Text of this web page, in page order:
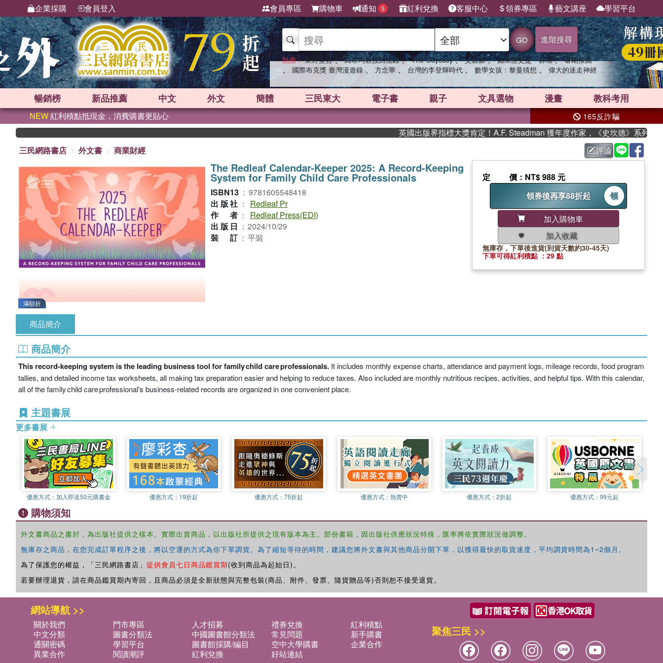
企業採購 會員登入 會員專區 購物車 通知 5 紅利兌換 客服中心 領券專區 藝文講座 學習平台
GO 進階搜尋
熱搜： 東野圭吾 、 高希均教授回憶錄 、 The Odyssey 、 父親節 、 如果歷史是一群喵 、 暑期推薦
、 國際布克獎 臺灣漫遊錄 、 方念華 、 台灣的李登輝時代 、 數學女孩：黎曼猜想 、 偉大的迷走神經
暢銷榜 新品推薦 中文 外文 簡體 三民東大 電子書 親子 文具選物 漫畫 教科考用
NEW紅利積點抵現金，消費購書更貼心 165反詐騙
英國出版界指標大獎肯定！A.F. Steadman 獲年度作家，《史坎德》系列帶你踏
三民網路書店
外文書 商業財經 評論
滿額折
The Redleaf Calendar-Keeper 2025: A Record-Keeping
System for Family Child Care Professionals
ISBN13 ： 9781605548418
出版社 ：
Redleaf Pr
作者 ：
Redleaf Press(EDI)
出版日 ： 2024/10/29
裝訂 ： 平裝
定價 ：NT$ 988 元
領券後再享88折起
領
加入購物車
加入收藏
無庫存，下單後進貨(到貨天數約30-45天)
下單可得紅利積點 ：29 點
商品簡介
商品簡介
This record-keeping system is the leading business tool for family child care professionals. It includes monthly expense charts, attendance and payment logs, mileage records, food program
tallies, and detailed income tax worksheets, all making tax preparation easier and helping to reduce taxes. Also included are monthly nutritious recipes, activities, and helpful tips. With this calendar,
all of the family child care professional's business-related records are organized in one convenient place.
主題書展
更多書展
優惠方式： 加入即送50元購書金 優惠方式： 19折起 優惠方式：75折起 優惠方式： 熱賣中 優惠方式：2折起 優惠方式：99元起
購物須知
外文書商品之書封，為出版社提供之樣本。實際出貨商品，以出版社所提供之現有版本為主。部份書籍，因出版社供應狀況特殊，匯率將依實際狀況做調整。
無庫存之商品，在您完成訂單程序之後，將以空運的方式為你下單調貨。為了縮短等待的時間，建議您將外文書與其他商品分開下單，以獲得最快的取貨速度，平均調貨時間為1~2個月。
為了保護您的權益，「三民網路書店」 提供會員七日商品鑑賞期(收到商品為起始日)。
若要辦理退貨，請在商品鑑賞期內寄回，且商品必須是全新狀態與完整包裝(商品、附件、發票、隨貨贈品等)否則恕不接受退貨。
網站導航 >>
關於我們 門市專區 人才招募 禮券兌換
紅利積點
中文分類
圖書分類法 中國圖書館分類法 常見問題
新手購書
通關密碼
學習平台 圖書館採購/編目 空中大學購書
企業合作
異業合作
閱讀潮評 紅利兌換 好站連結
聚焦三民 >>